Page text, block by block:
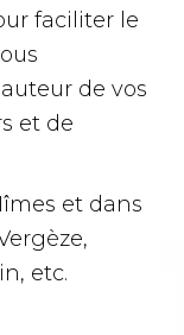
faciliter le
de vos
et de
et dans
etc.